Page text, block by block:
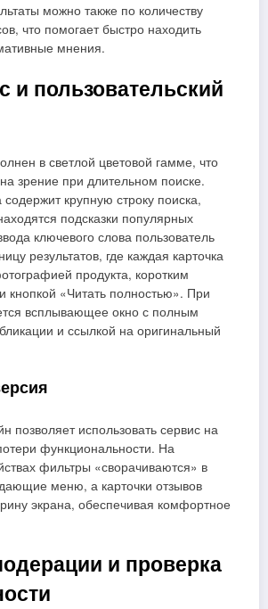
можно также по количеству
что помогает быстро находить
мнения.
и пользовательский
в светлой цветовой гамме, что
зрение при длительном поиске.
крупную строку поиска,
подсказки популярных
ключевого слова пользователь
результатов, где каждая карточка
продукта, коротким
кнопкой «Читать полностью». При
всплывающее окно с полным
и ссылкой на оригинальный
позволяет использовать сервис на
функциональности. На
фильтры «сворачиваются» в
меню, а карточки отзывов
экрана, обеспечивая комфортное
и проверка